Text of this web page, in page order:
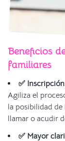
Beneficios
familiares
✅
Agiliza el
la posibilidad
llamar o acudir
✅ Mayor